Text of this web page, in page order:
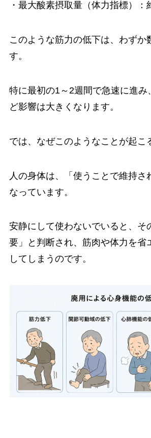
・最大酸素摂取量（体力指標）：
このような筋力の低下は、わずか
す。
特に最初の1～2週間で急速に進み
ど影響は大きくなります。
では、なぜこのようなことが起こ
人の身体は、「使うことで維持さ
なっています。
安静にして使わないでいると、そ
要」と判断され、筋肉や体力を省
してしまうのです。